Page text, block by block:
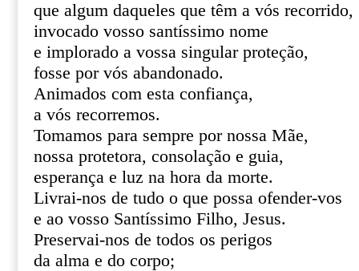
que algum daqueles que têm a vós recorrido,
invocado vosso santíssimo nome
e implorado a vossa singular proteção,
fosse por vós abandonado.
Animados com esta confiança,
a vós recorremos.
Tomamos para sempre por nossa Mãe,
nossa protetora, consolação e guia,
esperança e luz na hora da morte.
Livrai-nos de tudo o que possa ofender-vos
e ao vosso Santíssimo Filho, Jesus.
Preservai-nos de todos os perigos
da alma e do corpo;